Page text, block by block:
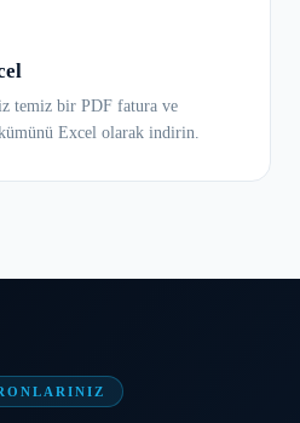
temiz bir PDF fatura ve
Excel olarak indirin.